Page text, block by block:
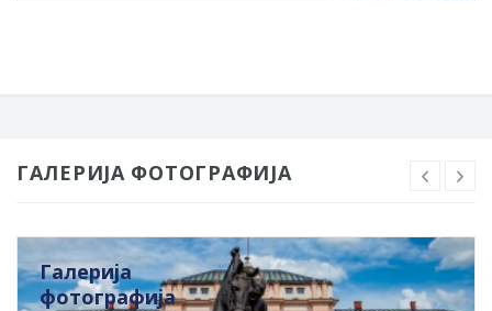
ГАЛЕРИЈА ФОТОГРАФИЈА
Галерија
фотографија